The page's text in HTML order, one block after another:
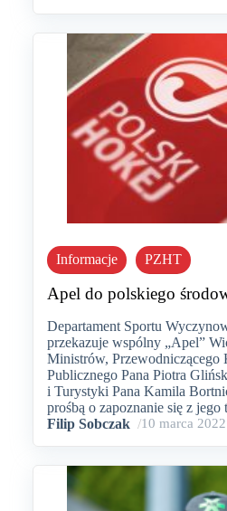
Informacje PZHT
Apel do polskiego
Departament Sportu
przekazuje wspólny „Apel”
Ministrów, Przewodniczącego
Publicznego Pana Piotra
i Turystyki Pana Kamila
prośbą o zapoznanie się z jego
Filip Sobczak /10 marca 2022